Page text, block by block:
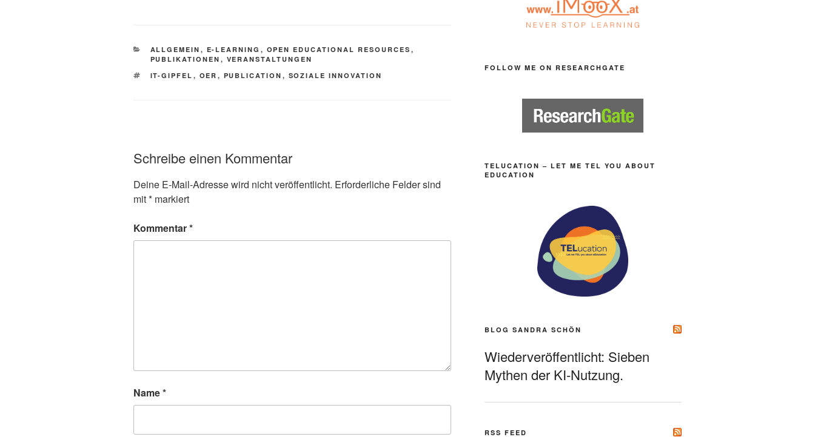
KATEGORIEN
ALLGEMEIN , E-LEARNING , OPEN EDUCATIONAL RESOURCES ,
PUBLIKATIONEN , VERANSTALTUNGEN
SCHLAGWÖRTER
IT-GIPFEL , OER , PUBLICATION , SOZIALE INNOVATION
Schreibe einen Kommentar
Deine E-Mail-Adresse wird nicht veröffentlicht. Erforderliche Felder sind
mit* markiert
Kommentar*
Name*
FOLLOW ME ON RESEARCHGATE
TELUCATION – LET ME TEL YOU ABOUT
EDUCATION
BLOG SANDRA SCHÖN
Wiederveröffentlicht: Sieben
Mythen der KI-Nutzung.
RSS FEED